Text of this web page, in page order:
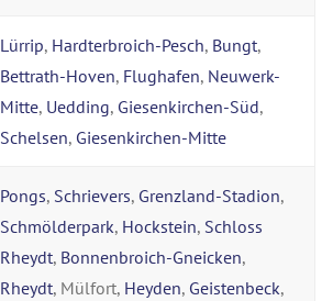
Lürrip, Hardterbroich-Pesch, Bungt,
Bettrath-Hoven, Flughafen, Neuwerk-
Mitte, Uedding, Giesenkirchen-Süd,
Schelsen, Giesenkirchen-Mitte
Pongs, Schrievers, Grenzland-Stadion,
Schmölderpark, Hockstein, Schloss
Rheydt, Bonnenbroich-Gneicken,
Rheydt, Mülfort, Heyden, Geistenbeck,